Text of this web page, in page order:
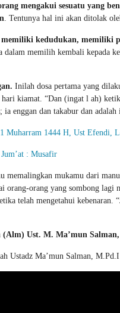
mengakui sesuatu yang
. Tentunya hal ini akan ditolak
kedudukan, memiliki
dalam memilih kembali kepada
Inilah dosa pertama yang
kiamat. “Dan (ingat l ah)
enggan dan takabur dan
Muharram 1444 H, Ust Efendi,
: Musafir
memalingkan mukamu dari
orang-orang yang sombong lagi
telah mengetahui kebenaran. “
(Alm) Ust. M. Ma’mun
Ustadz Ma’mun Salman, M.Pd.I